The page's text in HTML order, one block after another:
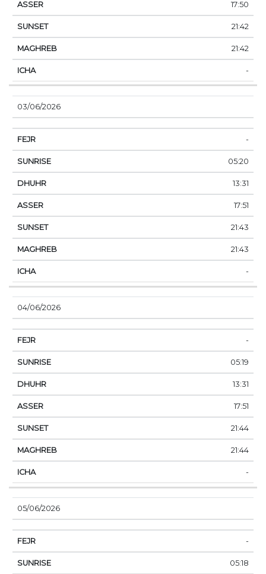
17:50
21:42
21:42
-
03/06/2026
-
05:20
13:31
17:51
21:43
21:43
-
04/06/2026
-
05:19
13:31
17:51
21:44
21:44
-
05/06/2026
-
05:18